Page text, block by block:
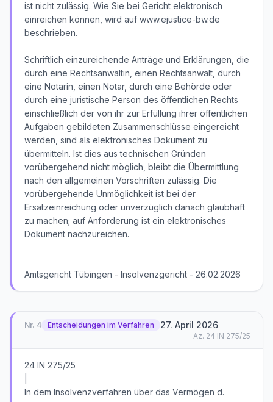
ist nicht zulässig. Wie Sie bei Gericht elektronisch
einreichen können, wird auf www.ejustice-bw.de
beschrieben.
Schriftlich einzureichende Anträge und Erklärungen, die
durch eine Rechtsanwältin, einen Rechtsanwalt, durch
eine Notarin, einen Notar, durch eine Behörde oder
durch eine juristische Person des öffentlichen Rechts
einschließlich der von ihr zur Erfüllung ihrer öffentlichen
Aufgaben gebildeten Zusammenschlüsse eingereicht
werden, sind als elektronisches Dokument zu
übermitteln. Ist dies aus technischen Gründen
vorübergehend nicht möglich, bleibt die Übermittlung
nach den allgemeinen Vorschriften zulässig. Die
vorübergehende Unmöglichkeit ist bei der
Ersatzeinreichung oder unverzüglich danach glaubhaft
zu machen; auf Anforderung ist ein elektronisches
Dokument nachzureichen.
Amtsgericht Tübingen - Insolvenzgericht - 26.02.2026
Nr. 4 Entscheidungen im Verfahren 27. April 2026
Az. 24 IN 275/25
24 IN 275/25
In dem Insolvenzverfahren über das Vermögen d.